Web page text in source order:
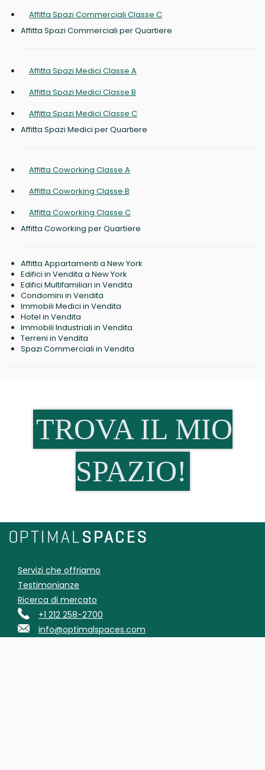
Affitta Spazi Commerciali Classe C
Affitta Spazi Commerciali per Quartiere
Affitta Spazi Medici Classe A
Affitta Spazi Medici Classe B
Affitta Spazi Medici Classe C
Affitta Spazi Medici per Quartiere
Affitta Coworking Classe A
Affitta Coworking Classe B
Affitta Coworking Classe C
Affitta Coworking per Quartiere
Affitta Appartamenti a New York
Edifici in Vendita a New York
Edifici Multifamiliari in Vendita
Condomini in Vendita
Immobili Medici in Vendita
Hotel in Vendita
Immobili Industriali in Vendita
Terreni in Vendita
Spazi Commerciali in Vendita
TROVA IL MIO
SPAZIO!
Servizi che offriamo
Testimonianze
Ricerca di mercato
+1 212 258-2700
info@optimalspaces.com